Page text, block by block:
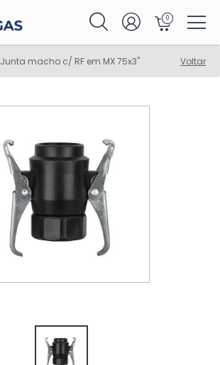
0
Junta macho c/ RF em MX 75x3" Voltar